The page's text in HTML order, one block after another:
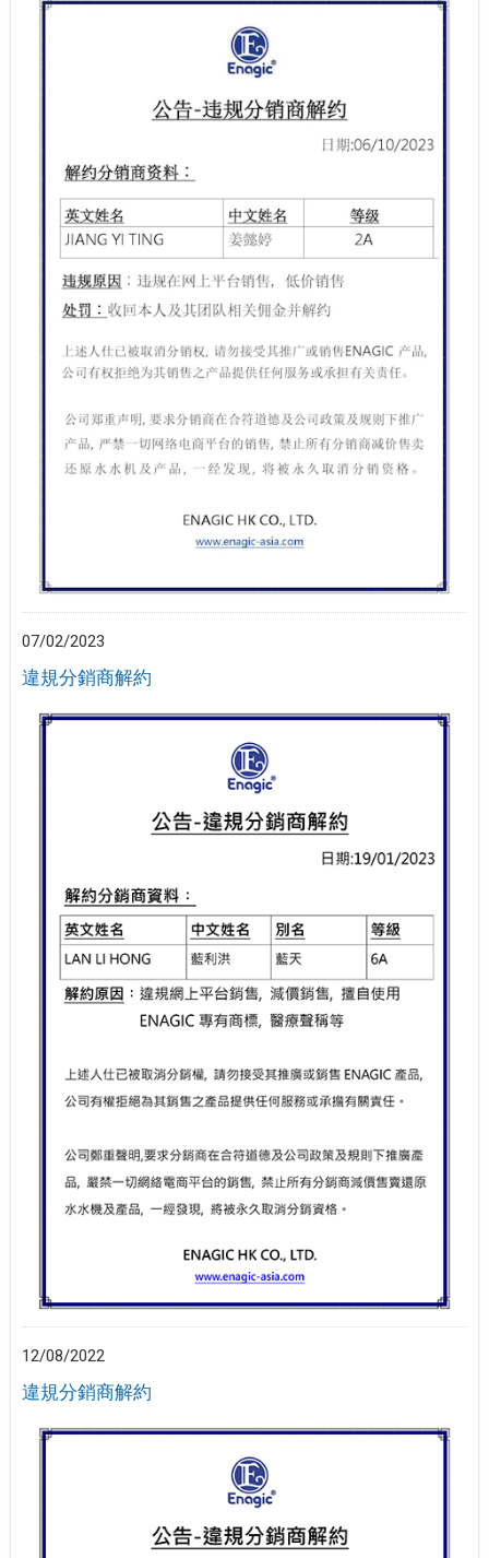
07/02/2023
違規分銷商解約
12/08/2022
違規分銷商解約